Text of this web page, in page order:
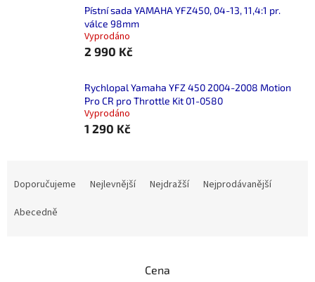
Pístní sada YAMAHA YFZ450, 04-13, 11,4:1 pr.
válce 98mm
Vyprodáno
2 990 Kč
Rychlopal Yamaha YFZ 450 2004-2008 Motion
Pro CR pro Throttle Kit 01-0580
Vyprodáno
1 290 Kč
Doporučujeme Nejlevnější Nejdražší
Nejprodávanější
Abecedně
Cena